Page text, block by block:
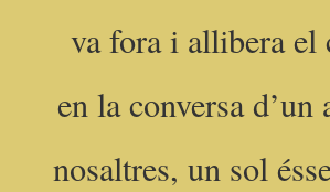
va fora i allibera el
en la conversa
nosaltres, un sol